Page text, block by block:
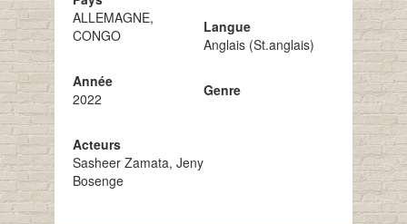
ALLEMAGNE,
CONGO
Année
2022
Acteurs
Sasheer Zamata, Jeny
Bosenge
Langue
Anglais (St.anglais)
Genre